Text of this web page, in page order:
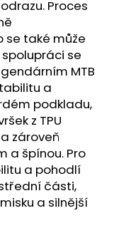
Proces
se také může
se
MTB
a
podkladu,
z TPU
zároveň
a špínou. Pro
a pohodlí
části,
a silnější